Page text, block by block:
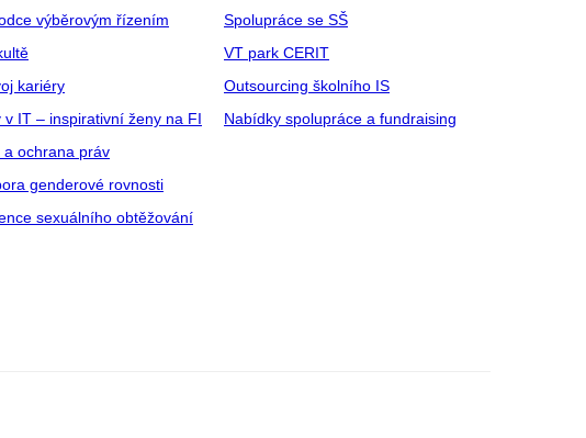
výběrovým řízením
kariéry
v IT – inspirativní ženy na FI
a ochrana práv
genderové rovnosti
sexuálního obtěžování
Spolupráce se SŠ
VT park CERIT
Outsourcing školního IS
Nabídky spolupráce a fundraising